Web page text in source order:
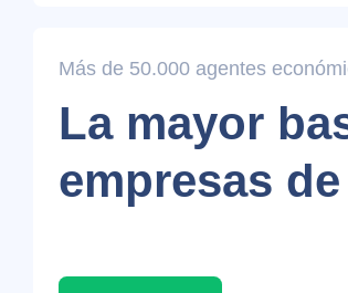
Más de 50.000 agentes
La mayor
empresas